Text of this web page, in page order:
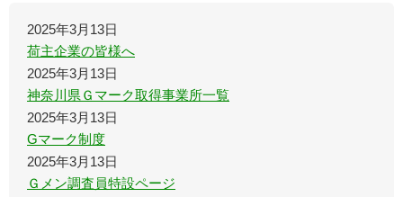
2025年3月13日
荷主企業の皆様へ
2025年3月13日
神奈川県Ｇマーク取得事業所一覧
2025年3月13日
Gマーク制度
2025年3月13日
Ｇメン調査員特設ページ